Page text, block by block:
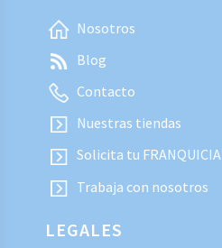
Nosotros
Blog
Contacto
Nuestras tiendas
Solicita tu FRANQUICIA
Trabaja con nosotros
LEGALES